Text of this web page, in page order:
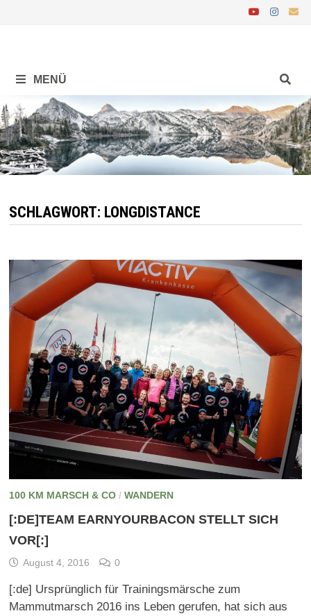
MENÜ
SCHLAGWORT: LONGDISTANCE
100 KM MARSCH & CO/ WANDERN
[:DE]TEAM EARNYOURBACON STELLT SICH
VOR[:]
August 4, 2016 0
[:de] Ursprünglich für Trainingsmärsche zum
Mammutmarsch 2016 ins Leben gerufen, hat sich aus